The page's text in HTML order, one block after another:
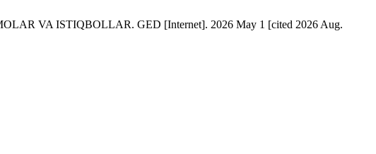
VA ISTIQBOLLAR. GED [Internet]. 2026 May 1 [cited 2026 Aug.